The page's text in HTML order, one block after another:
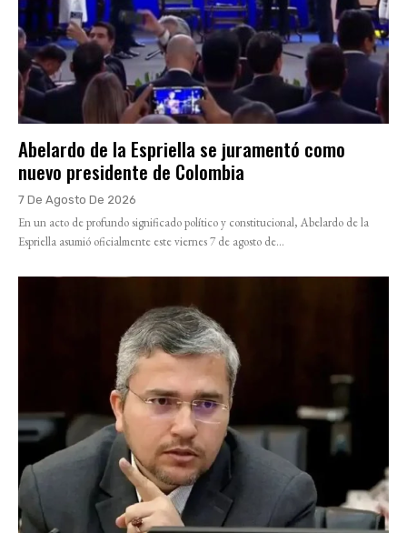
Abelardo de la Espriella se juramentó como
nuevo presidente de Colombia
7 De Agosto De 2026
En un acto de profundo significado político y constitucional, Abelardo de la
Espriella asumió oficialmente este viernes 7 de agosto de...